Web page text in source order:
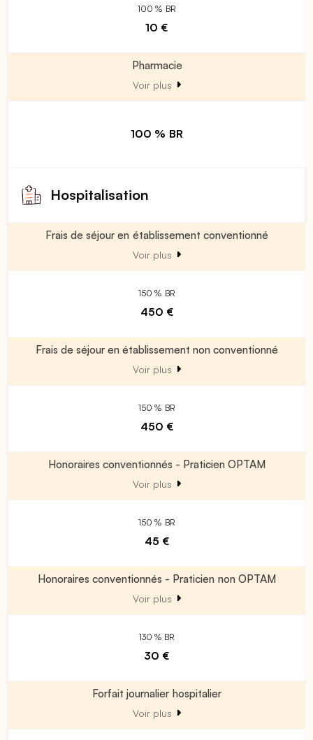
100 % BR
10 €
Pharmacie
Voir plus
100 % BR
Hospitalisation
Frais de séjour en établissement conventionné
Voir plus
150 % BR
450 €
Frais de séjour en établissement non conventionné
Voir plus
150 % BR
450 €
Honoraires conventionnés - Praticien OPTAM
Voir plus
150 % BR
45 €
Honoraires conventionnés - Praticien non OPTAM
Voir plus
130 % BR
30 €
Forfait journalier hospitalier
Voir plus